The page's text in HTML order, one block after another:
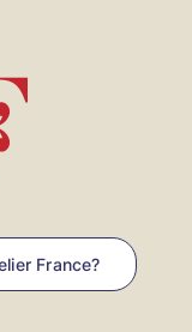
France?